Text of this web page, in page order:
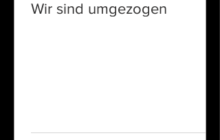
Wir sind umgezogen